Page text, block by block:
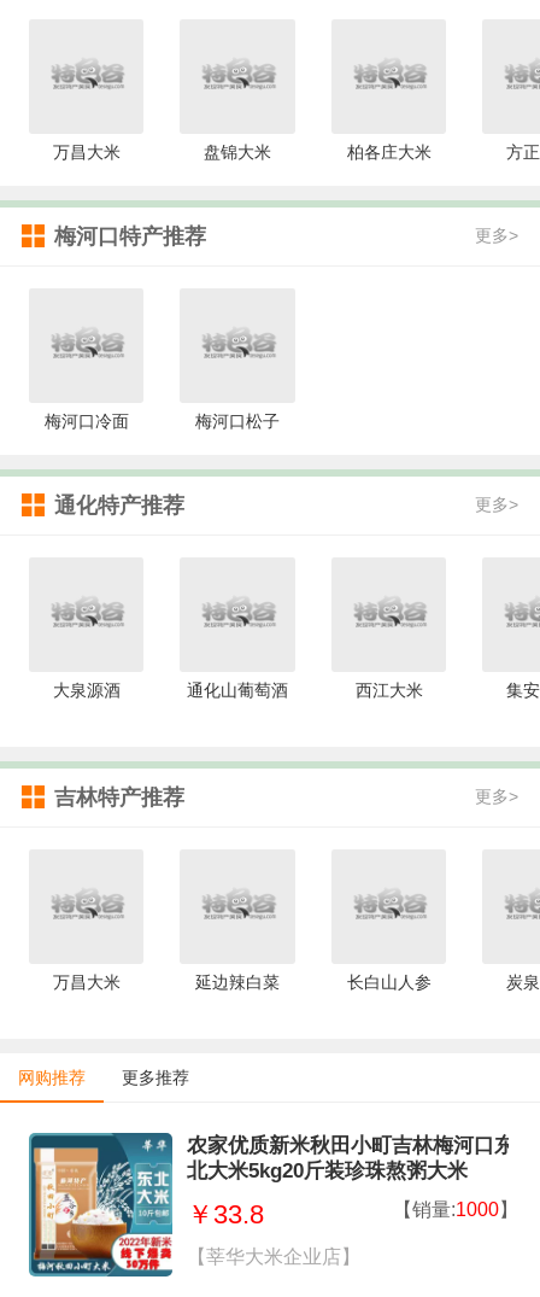
万昌大米 盘锦大米 柏各庄大米 方
梅河口特产推荐 更多>
梅河口冷面 梅河口松子
通化特产推荐 更多>
大泉源酒 通化山葡萄酒 西江大米 集
吉林特产推荐 更多>
万昌大米 延边辣白菜 长白山人参 炭
网购推荐 更多推荐
农家优质新米秋田小町吉林梅河口东
北大米5kg20斤装珍珠熬粥大米
￥33.8 【销量:1000】
【莘华大米企业店】